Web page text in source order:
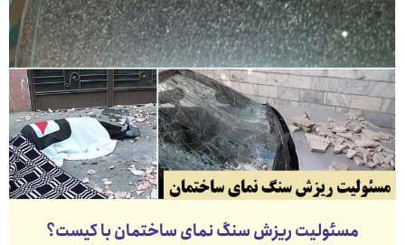
مسئولیت ریزش سنگ نمای ساختمان با کیست؟